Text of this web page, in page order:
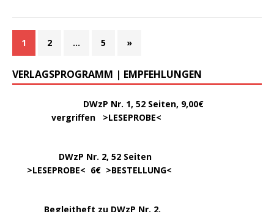
1 2 … 5 »
VERLAGSPROGRAMM | EMPFEHLUNGEN
DWzP Nr. 1, 52 Seiten, 9,00€
vergriffen >LESEPROBE<
DWzP Nr. 2, 52 Seiten
>LESEPROBE< 6€ >BESTELLUNG<
Begleitheft zu DWzP Nr. 2,